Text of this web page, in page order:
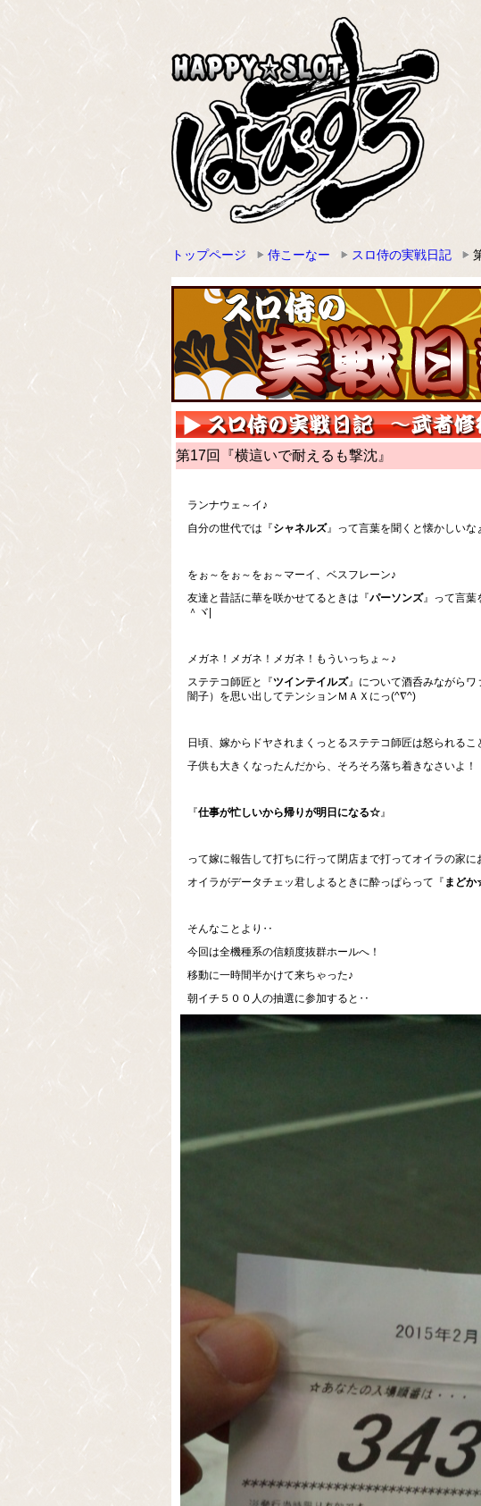
トップページ 侍こーなー スロ侍の実戦日記
第17回『横這いで耐えるも撃沈』
ランナウェ～イ♪
自分の世代では『シャネルズ』って言葉を聞くと懐かしいな
をぉ～をぉ～をぉ～マーイ、ベスフレーン♪
友達と昔話に華を咲かせてるときは『パーソンズ』って言葉
＾ヾ|
メガネ！メガネ！メガネ！もういっちょ～♪
ステテコ師匠と『ツインテイルズ』について酒呑みながら
闇子）を思い出してテンションＭＡＸにっ(^∇^)
日頃、嫁からドヤされまくっとるステテコ師匠は怒られるこ
子供も大きくなったんだから、そろそろ落ち着きなさいよ！
『仕事が忙しいから帰りが明日になる☆』
って嫁に報告して打ちに行って閉店まで打ってオイラの家に
オイラがデータチェッ君しよるときに酔っぱらって『 まど
そんなことより‥
今回は全機種系の信頼度抜群ホールへ！
移動に一時間半かけて来ちゃった♪
朝イチ５００人の抽選に参加すると‥